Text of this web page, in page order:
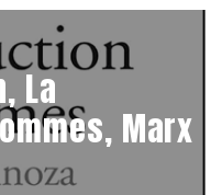
La
Marx